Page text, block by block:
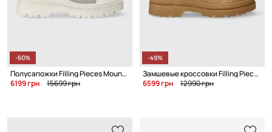
-60%
Полусапожки Filling Pieces Mountain Onyx
6199 грн
15699 грн
-49%
Замшевые кроссовки Filling Pieces Mountain Boot Quartz
6599 грн
12990 грн